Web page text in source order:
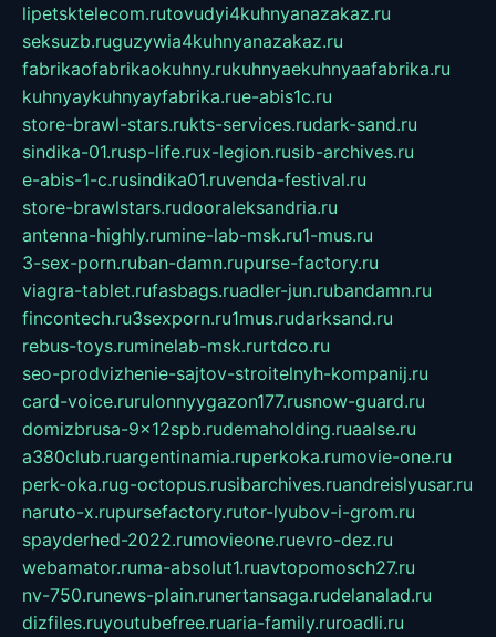
lipetsktelecom.rutovudyi4kuhnyanazakaz.ru
seksuzb.ruguzywia4kuhnyanazakaz.ru
fabrikaofabrikaokuhny.rukuhnyaekuhnyaafabrika.ru
kuhnyaykuhnyayfabrika.rue-abis1c.ru
store-brawl-stars.rukts-services.rudark-sand.ru
sindika-01.rusp-life.rux-legion.rusib-archives.ru
e-abis-1-c.rusindika01.ruvenda-festival.ru
store-brawlstars.rudooraleksandria.ru
antenna-highly.rumine-lab-msk.ru1-mus.ru
3-sex-porn.ruban-damn.rupurse-factory.ru
viagra-tablet.rufasbags.ruadler-jun.rubandamn.ru
fincontech.ru3sexporn.ru1mus.rudarksand.ru
rebus-toys.ruminelab-msk.rurtdco.ru
seo-prodvizhenie-sajtov-stroitelnyh-kompanij.ru
card-voice.rurulonnyygazon177.rusnow-guard.ru
domizbrusa-9x12spb.rudemaholding.ruaalse.ru
a380club.ruargentinamia.ruperkoka.rumovie-one.ru
perk-oka.rug-octopus.rusibarchives.ruandreislyusar.ru
naruto-x.rupursefactory.rutor-lyubov-i-grom.ru
spayderhed-2022.rumovieone.ruevro-dez.ru
webamator.ruma-absolut1.ruavtopomosch27.ru
nv-750.runews-plain.runertansaga.rudelanalad.ru
dizfiles.ruyoutubefree.ruaria-family.ruroadli.ru